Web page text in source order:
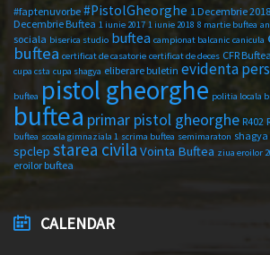
#faptenuvorbe #PistolGheorghe 1 Decembrie 2018
Decembrie Buftea 1 iunie 2017 1 iunie 2018 8 martie buftea
sociala biserica studio buftea campionat balcanic canicula
buftea certificat de casatorie certificat de deces CFR Buftea
cupa csta cupa shagya eliberare buletin evidenta
buftea pistol gheorghe politia locala
buftea primar pistol gheorghe R402
buftea scoala gimnaziala 1 scrima buftea semimaraton shagya
spclep starea civila Vointa Buftea ziua eroilor
eroilor buftea
CALENDAR